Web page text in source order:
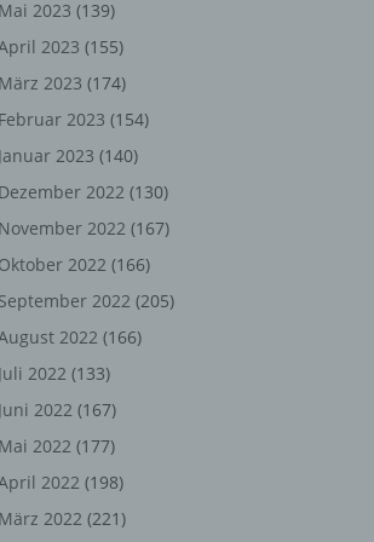
Mai 2023 (139)
2023 (155)
März 2023 (174)
Februar 2023 (154)
Januar 2023 (140)
Dezember 2022 (130)
November 2022 (167)
Oktober 2022 (166)
September 2022 (205)
2022 (166)
Juli 2022 (133)
Juni 2022 (167)
Mai 2022 (177)
2022 (198)
März 2022 (221)
oder